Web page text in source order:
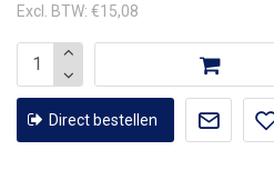
Excl. BTW: €15,08
Direct bestellen